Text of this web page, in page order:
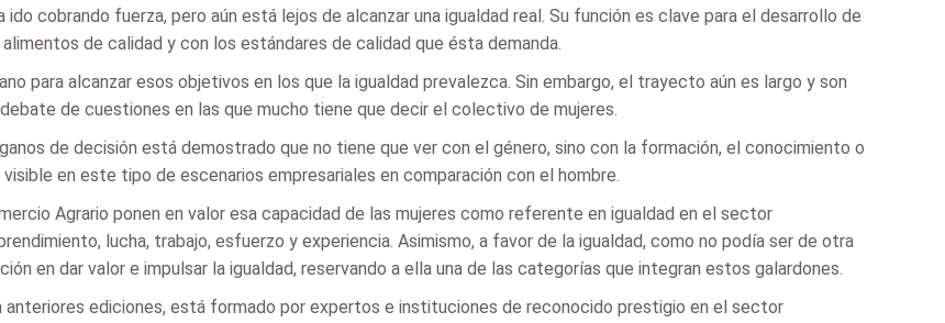
cobrando fuerza, pero aún está lejos de alcanzar una igualdad real. Su función es clave para el desarrollo de
de calidad y con los estándares de calidad que ésta demanda.
para alcanzar esos objetivos en los que la igualdad prevalezca. Sin embargo, el trayecto aún es largo y son
de cuestiones en las que mucho tiene que decir el colectivo de mujeres.
de decisión está demostrado que no tiene que ver con el género, sino con la formación, el conocimiento o
en este tipo de escenarios empresariales en comparación con el hombre.
Agrario ponen en valor esa capacidad de las mujeres como referente en igualdad en el sector
lucha, trabajo, esfuerzo y experiencia. Asimismo, a favor de la igualdad, como no podía ser de otra
en dar valor e impulsar la igualdad, reservando a ella una de las categorías que integran estos galardones.
ediciones, está formado por expertos e instituciones de reconocido prestigio en el sector